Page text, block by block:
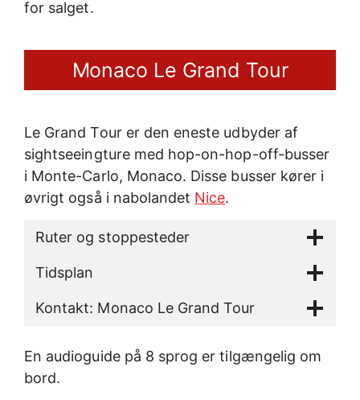
for salget.
Monaco Le Grand Tour
Le Grand Tour er den eneste udbyder af
sightseeingture med hop-on-hop-off-busser
i Monte-Carlo, Monaco. Disse busser kører i
øvrigt også i nabolandet Nice.
Ruter og stoppesteder
Tidsplan
Kontakt: Monaco Le Grand Tour
En audioguide på 8 sprog er tilgængelig om
bord.